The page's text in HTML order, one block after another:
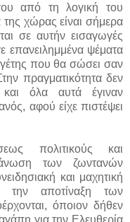
από τη λογική του
της χώρας είναι σήμερα
σε αυτήν εισαγωγές
επανειλημμένα ψέματα
που θα σώσει σαν
πραγματικότητα δεν
και όλα αυτά έγιναν
αφού είχε πιστέψει
πολιτικούς και
των ζωντανών
και μαχητική
αποτίναξη των
όποιον δήθεν
για την Ελευθερία